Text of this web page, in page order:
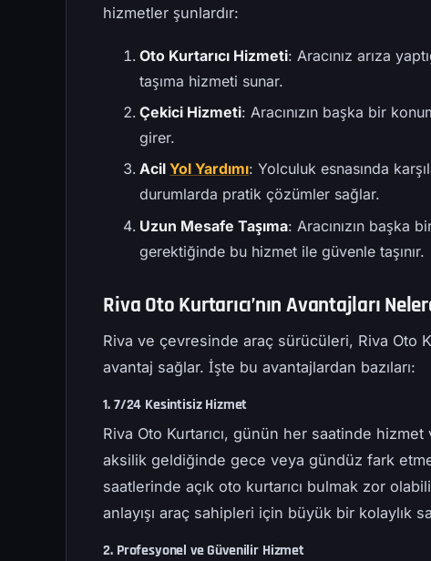
hizmetler şunlardır:
Oto Kurtarıcı Hizmeti: Aracınız arıza
taşıma hizmeti sunar.
Çekici Hizmeti: Aracınızın başka bir
girer.
AcilYol Yardımı: Yolculuk esnasında
durumlarda pratik çözümler sağlar.
Uzun Mesafe Taşıma: Aracınızın başka
gerektiğinde bu hizmet ile güvenle taşınır.
Riva Oto Kurtarıcı’nın Avantajları
Riva ve çevresinde araç sürücüleri, Riva Oto
avantaj sağlar. İşte bu avantajlardan bazıları:
1. 7/24 Kesintisiz Hizmet
Riva Oto Kurtarıcı, günün her saatinde
aksilik geldiğinde gece veya gündüz fark
saatlerinde açık oto kurtarıcı bulmak zor
anlayışı araç sahipleri için büyük bir kolaylık
2. Profesyonel ve Güvenilir Hizmet